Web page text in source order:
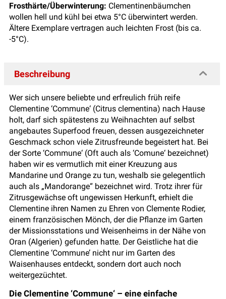
Frosthärte/Überwinterung: Clementinenbäumchen
wollen hell und kühl bei etwa 5°C überwintert werden.
Ältere Exemplare vertragen auch leichten Frost (bis ca.
-5°C).
Beschreibung
Wer sich unsere beliebte und erfreulich früh reife
Clementine ‘Commune‘ (Citrus clementina) nach Hause
holt, darf sich spätestens zu Weihnachten auf selbst
angebautes Superfood freuen, dessen ausgezeichneter
Geschmack schon viele Zitrusfreunde begeistert hat. Bei
der Sorte ‘Commune‘ (Oft auch als ‘Comune‘ bezeichnet)
haben wir es vermutlich mit einer Kreuzung aus
Mandarine und Orange zu tun, weshalb sie gelegentlich
auch als „Mandorange“ bezeichnet wird. Trotz ihrer für
Zitrusgewächse oft ungewissen Herkunft, erhielt die
Clementine ihren Namen zu Ehren von Clemente Rodier,
einem französischen Mönch, der die Pflanze im Garten
der Missionsstations und Weisenheims in der Nähe von
Oran (Algerien) gefunden hatte. Der Geistliche hat die
Clementine ‘Commune’ nicht nur im Garten des
Waisenhauses entdeckt, sondern dort auch noch
weitergezüchtet.
Die Clementine ‘Commune‘ – eine einfache